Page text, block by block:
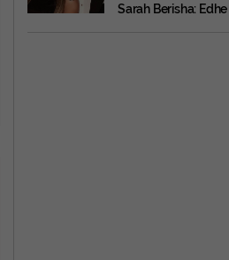
Sarah Berisha: Edhe